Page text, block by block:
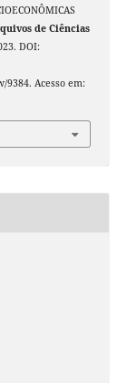
de Ciências
DOI:
Acesso em: